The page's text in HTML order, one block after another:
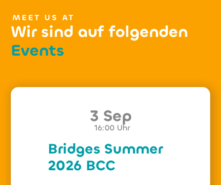
MEET US AT
Wir sind auf folgenden
Events
3 Sep
16:00 Uhr
Bridges Summer
2026 BCC